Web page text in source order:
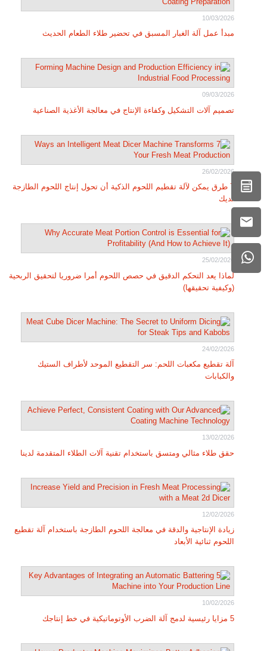
10/03/2026
مبدأ عمل آلة الغبار المسبق في تحضير طلاء الطعام الحديث
09/03/2026
تصميم آلات التشكيل وكفاءة الإنتاج في معالجة الأغذية الصناعية
26/02/2026
7 طرق يمكن لآلة تقطيم اللحوم الذكية أن تحول إنتاج اللحوم الطازجة
لديك
25/02/2026
لماذا يعد التحكم الدقيق في حصص اللحوم أمرا ضروريا لتحقيق الربحية
(وكيفية تحقيقها)
24/02/2026
آلة تقطيع مكعبات اللحم: سر التقطيع الموحد لأطراف الستيك
والكبابات
13/02/2026
حقق طلاء مثالي ومتسق باستخدام تقنية آلات الطلاء المتقدمة لدينا
12/02/2026
زيادة الإنتاجية والدقة في معالجة اللحوم الطازجة باستخدام آلة تقطيع
اللحوم ثنائية الأبعاد
10/02/2026
5 مزايا رئيسية لدمج آلة الضرب الأوتوماتيكية في خط إنتاجك